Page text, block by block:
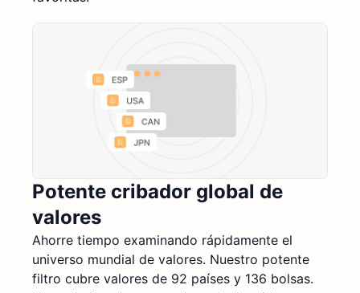
Potente cribador global de
valores
Ahorre tiempo examinando rápidamente el
universo mundial de valores. Nuestro potente
filtro cubre valores de 92 países y 136 bolsas.